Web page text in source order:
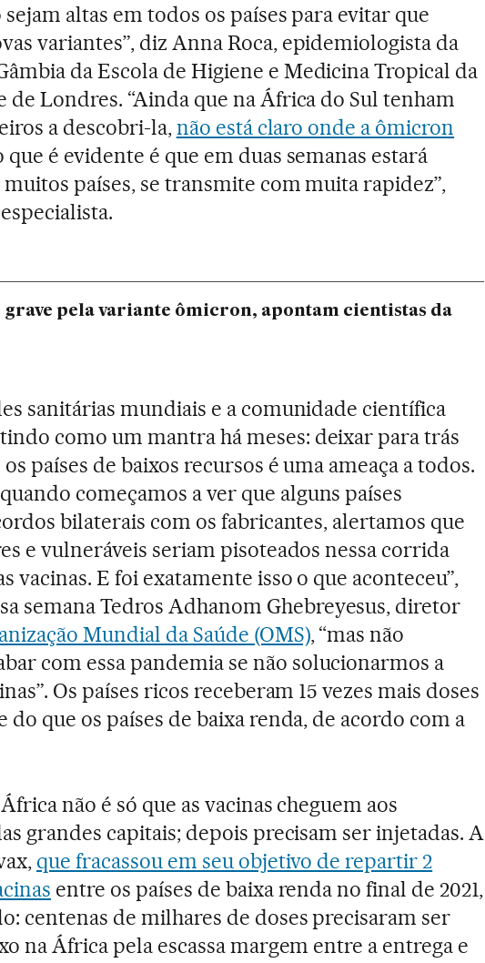
sejam altas em todos os países para evitar que
variantes”, diz Anna Roca, epidemiologista da
da Escola de Higiene e Medicina Tropical da
de Londres. “Ainda que na África do Sul tenham
a descobri-la,não está claro onde a ômicron
que é evidente é que em duas semanas estará
países, se transmite com muita rapidez”,
grave pela variante ômicron, apontam cientistas da
sanitárias mundiais e a comunidade científica
como um mantra há meses: deixar para trás
países de baixos recursos é uma ameaça a todos.
começamos a ver que alguns países
bilaterais com os fabricantes, alertamos que
e vulneráveis seriam pisoteados nessa corrida
vacinas. E foi exatamente isso o que aconteceu”,
semana Tedros Adhanom Ghebreyesus, diretor
Mundial da Saúde (OMS), “mas não
com essa pandemia se não solucionarmos a
Os países ricos receberam 15 vezes mais doses
do que os países de baixa renda, de acordo com a
não é só que as vacinas cheguem aos
grandes capitais; depois precisam ser injetadas. A
que fracassou em seu objetivo de repartir 2
entre os países de baixa renda no final de 2021,
centenas de milhares de doses precisaram ser
na África pela escassa margem entre a entrega e